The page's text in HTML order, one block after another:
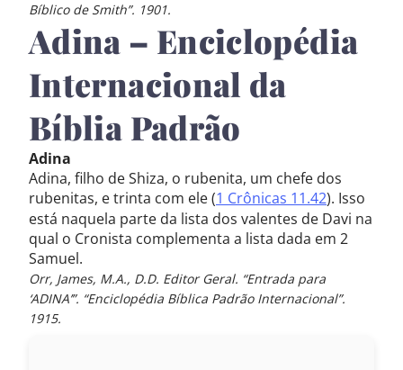
Bíblico de Smith”. 1901.
Adina – Enciclopédia
Internacional da
Bíblia Padrão
Adina
Adina, filho de Shiza, o rubenita, um chefe dos
rubenitas, e trinta com ele (1 Crônicas 11.42). Isso
está naquela parte da lista dos valentes de Davi na
qual o Cronista complementa a lista dada em 2
Samuel.
Orr, James, M.A., D.D. Editor Geral. “Entrada para
‘ADINA’”. “Enciclopédia Bíblica Padrão Internacional”.
1915.